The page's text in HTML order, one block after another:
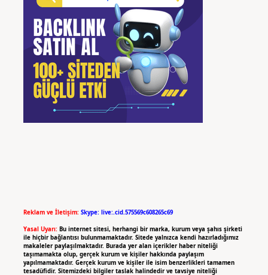
Reklam ve İletişim: Skype: live:.cid.575569c608265c69
Yasal Uyarı: Bu internet sitesi, herhangi bir marka, kurum veya şahıs şirketi
ile hiçbir bağlantısı bulunmamaktadır. Sitede yalnızca kendi hazırladığımız
makaleler paylaşılmaktadır. Burada yer alan içerikler haber niteliği
taşımamakta olup, gerçek kurum ve kişiler hakkında paylaşım
yapılmamaktadır. Gerçek kurum ve kişiler ile isim benzerlikleri tamamen
tesadüfidir. Sitemizdeki bilgiler taslak halindedir ve tavsiye niteliği